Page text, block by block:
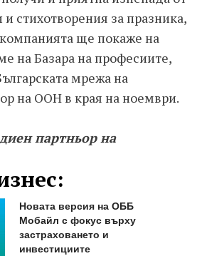
и стихотворения за празника,
ще покаже на
на Базара на професиите,
мрежа на
на ООН в края на ноември.
партньор на
Новата версия на ОББ
Мобайл с фокус върху
застраховането и
инвестициите